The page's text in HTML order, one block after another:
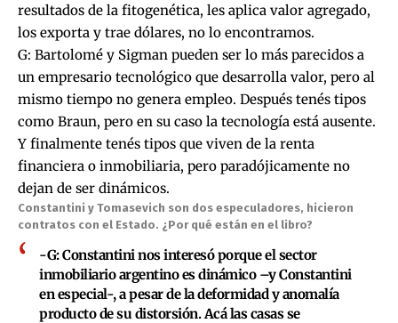
resultados de la fitogenética, les aplica valor agregado,
los exporta y trae dólares, no lo encontramos.
G: Bartolomé y Sigman pueden ser lo más parecidos a
un empresario tecnológico que desarrolla valor, pero al
mismo tiempo no genera empleo. Después tenés tipos
como Braun, pero en su caso la tecnología está ausente.
Y finalmente tenés tipos que viven de la renta
financiera o inmobiliaria, pero paradójicamente no
dejan de ser dinámicos.
Constantini y Tomasevich son dos especuladores, hicieron
contratos con el Estado. ¿Por qué están en el libro?
-G: Constantini nos interesó porque el sector
inmobiliario argentino es dinámico –y Constantini
en especial-, a pesar de la deformidad y anomalía
producto de su distorsión. Acá las casas se